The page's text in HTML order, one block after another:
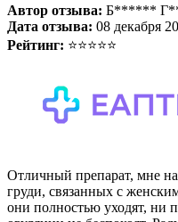
Автор отзыва: Б******
Дата отзыва: 08 декабря
Рейтинг: ⭐⭐⭐⭐⭐
Отличный препарат, мне
груди, связанных с
они полностью уходят, ни